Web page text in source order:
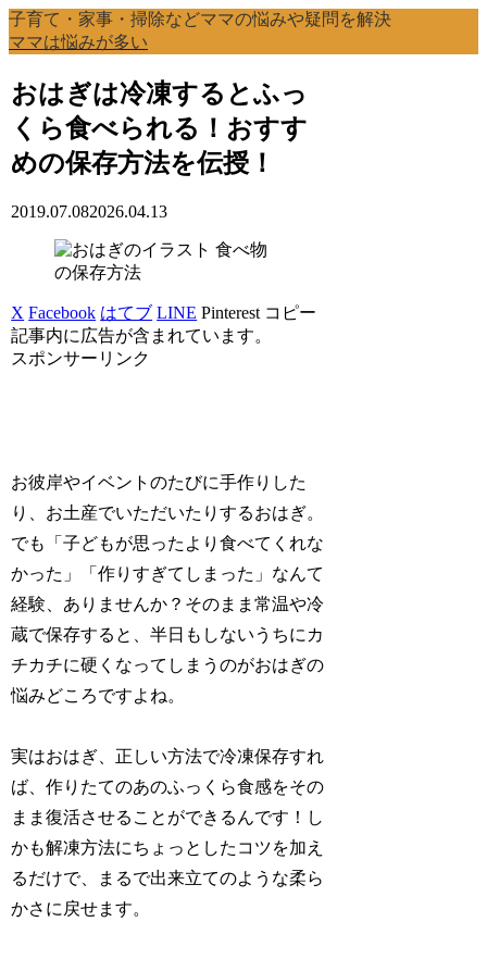
子育て・家事・掃除などママの悩みや疑問を解決
ママは悩みが多い
おはぎは冷凍するとふっ
くら食べられる！おすす
めの保存方法を伝授！
2019.07.082026.04.13
食べ物
の保存方法
X Facebook はてブ LINE Pinterest コピー
記事内に広告が含まれています。
スポンサーリンク
お彼岸やイベントのたびに手作りした
り、お土産でいただいたりするおはぎ。
でも「子どもが思ったより食べてくれな
かった」「作りすぎてしまった」なんて
経験、ありませんか？そのまま常温や冷
蔵で保存すると、半日もしないうちにカ
チカチに硬くなってしまうのがおはぎの
悩みどころですよね。
実はおはぎ、正しい方法で冷凍保存すれ
ば、作りたてのあのふっくら食感をその
まま復活させることができるんです！し
かも解凍方法にちょっとしたコツを加え
るだけで、まるで出来立てのような柔ら
かさに戻せます。